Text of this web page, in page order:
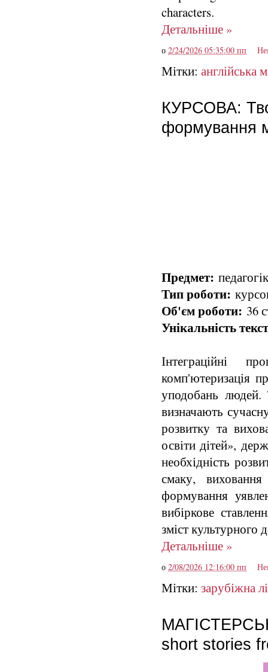
characters.
Детальніше »
о 2/24/2026 05:35:00 пп
Мітки: англійська
КУРСОВА:
формування
Предмет:
Тип роботи:
Об'єм роботи: 36
Унікальність
Інтеграційні
комп'ютеризація
уподобань
визначають
розвитку та
освіти дітей»,
необхідність
смаку,
формування
вибіркове
зміст культурного
Детальніше »
о 2/08/2026 12:16:00 пп
Мітки: зарубіжна
short stories